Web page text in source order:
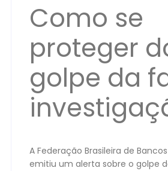
Como se
proteger
golpe da
A Federação Brasileira de
emitiu um alerta sobre o golpe